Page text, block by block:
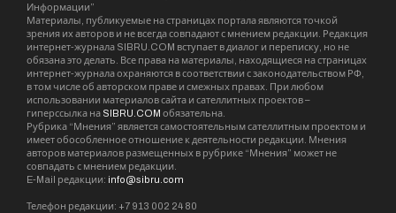
Информации”
Материалы, публикуемые на страницах портала являются точкой
зрения их авторов и не всегда совпадают с мнением редакции. Редакция
интернет-журнала SIBRU.COM вступает в диалог и переписку, но не
обязана это делать. Все права на материалы, находящиеся на страницах
интернет-журнала охраняются в соответствии с законодательством РФ,
в том числе об авторском праве и смежных правах. При любом
использовании материалов сайта и сателлитных проектов –
гиперссылка на SIBRU.COM обязательна.
Рубрика “Мнения” является самостоятельным сателлитным проектом и
имеет обособленное отношение к деятельности редакции. Мнения
авторов материалов размещенных в рубрике “Мнения” может не
совпадать с мнением редакции.
E-Mail редакции: info@sibru.com
Телефон редакции: +7 913 002 24 80